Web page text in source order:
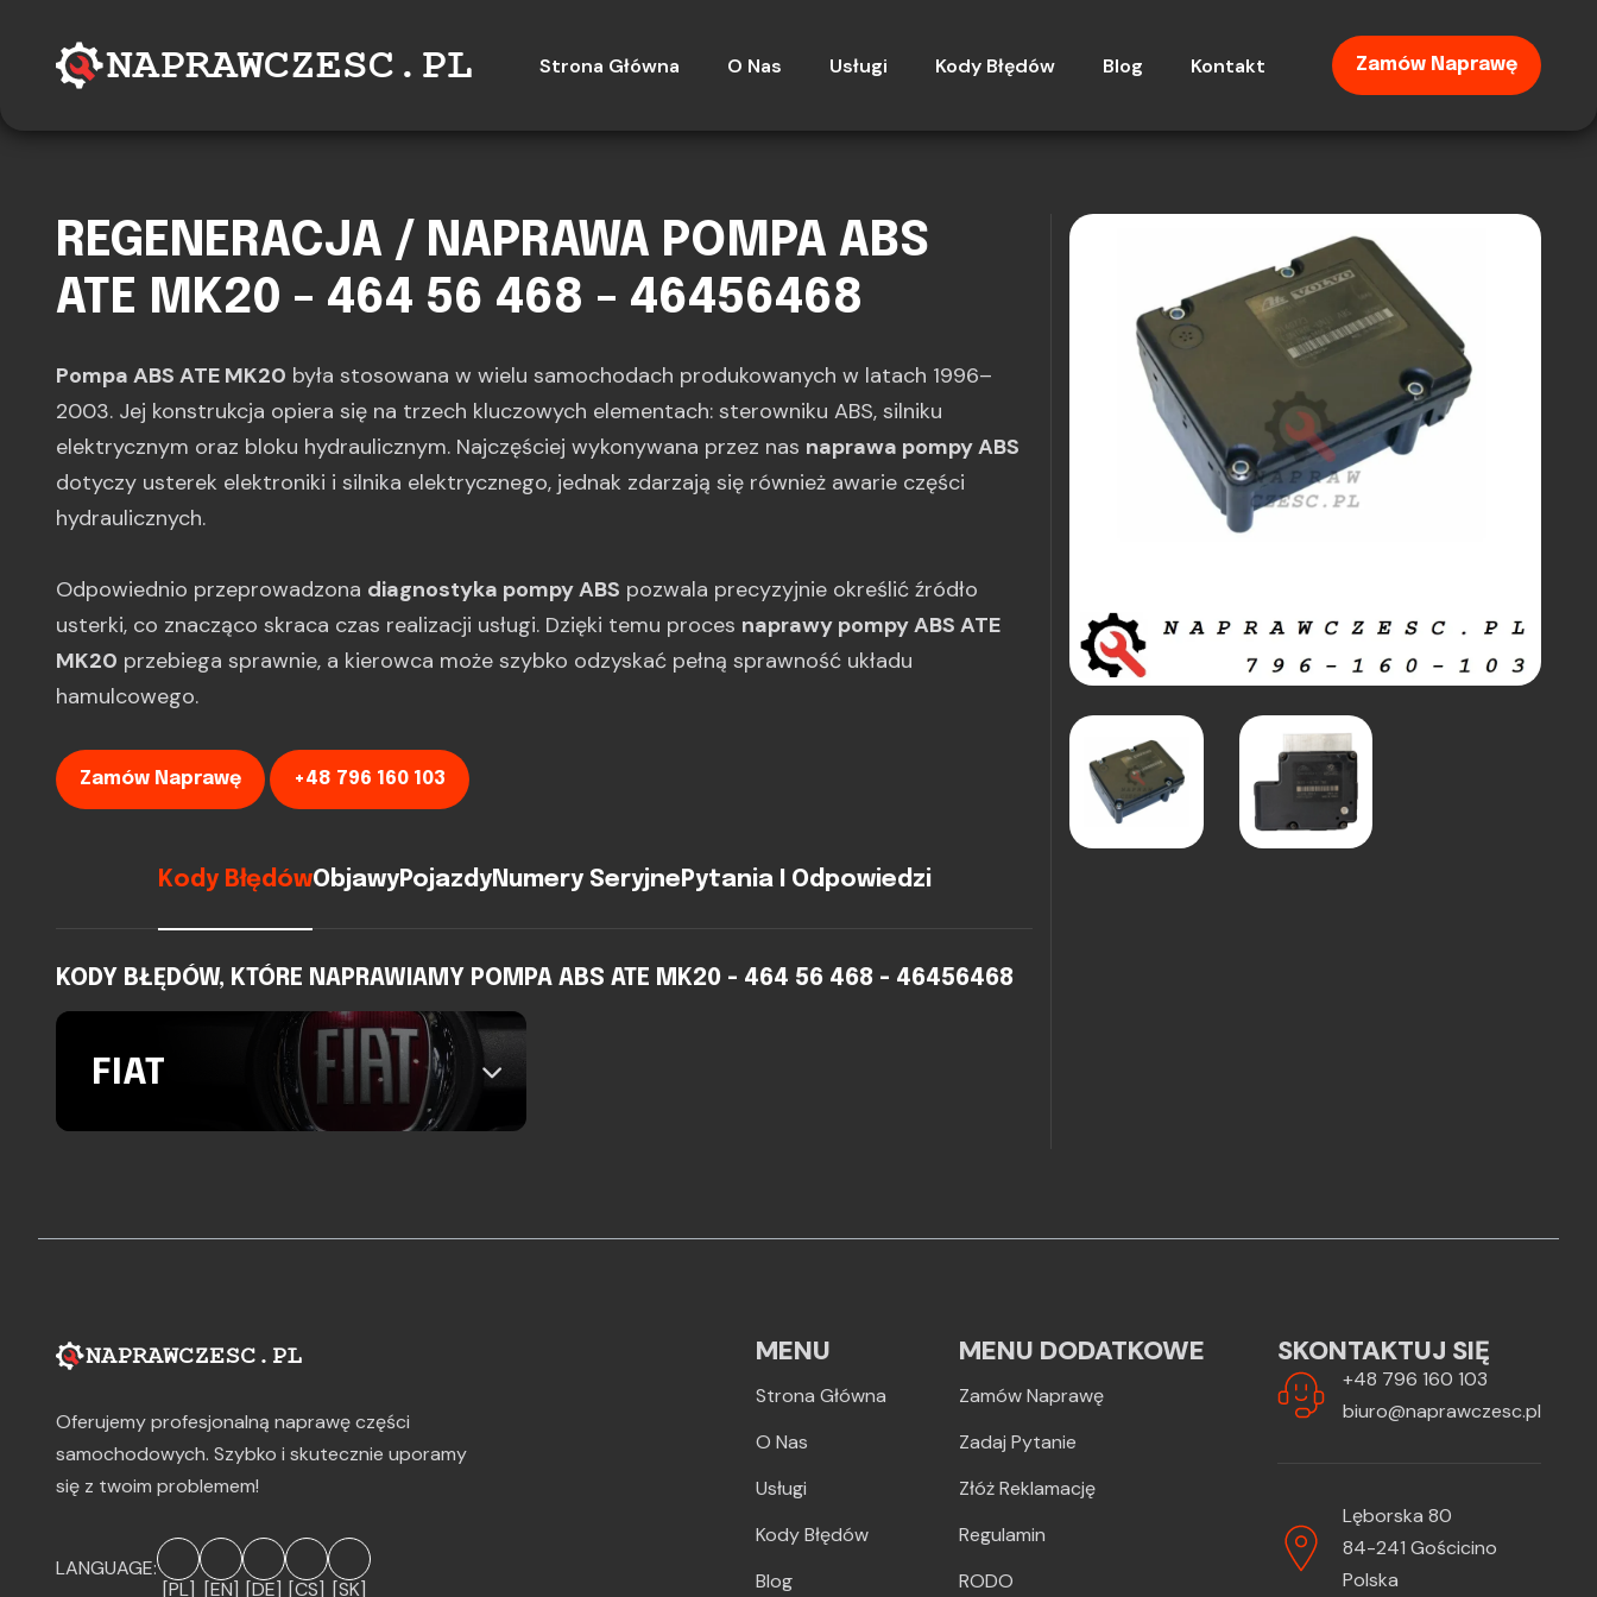
Strona Główna O Nas Usługi Kody Błędów Blog Kontakt Zamów Naprawę
REGENERACJA / NAPRAWA POMPA ABS
ATE MK20 - 464 56 468 - 46456468
Pompa ABS ATE MK20 była stosowana w wielu samochodach produkowanych w latach 1996–
2003. Jej konstrukcja opiera się na trzech kluczowych elementach: sterowniku ABS, silniku
elektrycznym oraz bloku hydraulicznym. Najczęściej wykonywana przez nas naprawa pompy ABS
dotyczy usterek elektroniki i silnika elektrycznego, jednak zdarzają się również awarie części
hydraulicznych.
Odpowiednio przeprowadzona diagnostyka pompy ABS pozwala precyzyjnie określić źródło
usterki, co znacząco skraca czas realizacji usługi. Dzięki temu proces naprawy pompy ABS ATE
MK20 przebiega sprawnie, a kierowca może szybko odzyskać pełną sprawność układu
hamulcowego.
Zamów Naprawę +48 796 160 103
Kody BłędówObjawyPojazdyNumery Seryjne Pytania I Odpowiedzi
KODY BŁĘDÓW, KTÓRE NAPRAWIAMY POMPA ABS ATE MK20 - 464 56 468 - 46456468
FIAT
Oferujemy profesjonalną naprawę części
samochodowych. Szybko i skutecznie uporamy
się z twoim problemem!
LANGUAGE:
[PL] [EN] [DE] [CS] [SK]
MENU
Strona Główna
O Nas
Usługi
Kody Błędów
Blog
MENU DODATKOWE
Zamów Naprawę
Zadaj Pytanie
Złóż Reklamację
Regulamin
RODO
SKONTAKTUJ SIĘ
+48 796 160 103
biuro@naprawczesc.pl
Lęborska 80
84-241 Gościcino
Polska